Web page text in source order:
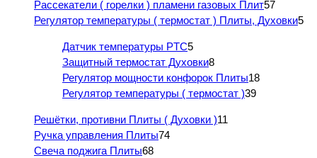
Рассекатели ( горелки ) пламени газовых Плит57
Регулятор температуры ( термостат ) Плиты, Духовки5
Датчик температуры PTC5
Защитный термостат Духовки8
Регулятор мощности конфорок Плиты18
Регулятор температуры ( термостат )39
Решётки, противни Плиты ( Духовки )11
Ручка управления Плиты74
Свеча поджига Плиты68